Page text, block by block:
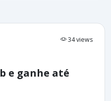
34 views
e ganhe até